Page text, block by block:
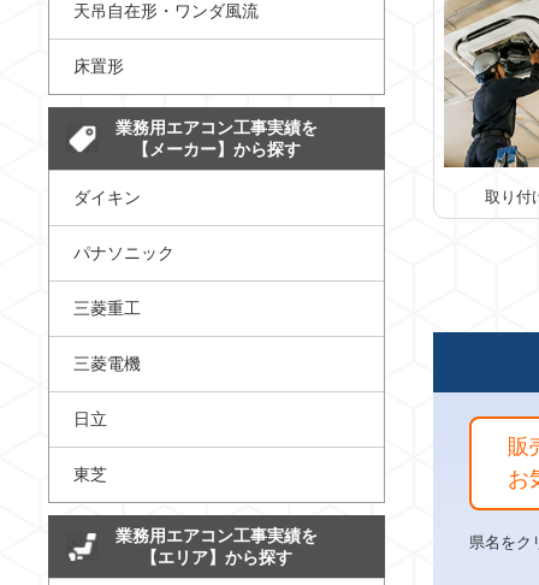
取り付
販
お
県名をク
天吊自在形・ワンダ風流
床置形
業務用エアコン工事実績を
【メーカー】から探す
ダイキン
パナソニック
三菱重工
三菱電機
日立
東芝
業務用エアコン工事実績を
【エリア】から探す